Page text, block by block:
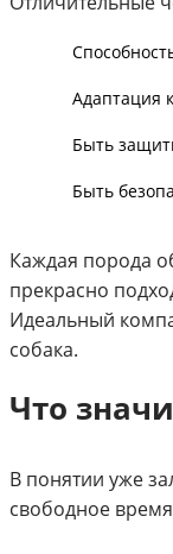
Адаптация
Быть
Быть
Каждая порода
прекрасно
Идеальный
собака.
Что
В понятии уже
свободное